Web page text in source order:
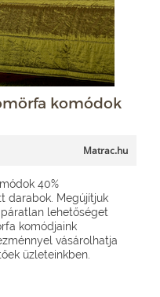
komódok
Matrac.hu
40%
darabok. Megújítjuk
lehetőséget
komódjaink
vásárolhatja
üzleteinkben.